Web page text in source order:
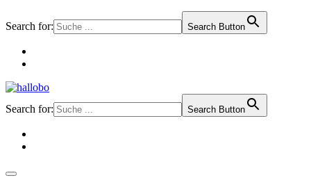
Search for: Search Button
Search for: Search Button